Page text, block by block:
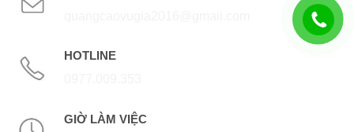
HOTLINE
GIỜ LÀM VIỆC